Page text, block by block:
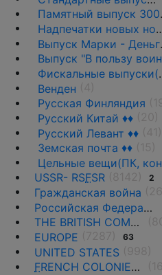
Памятный выпуск 300-летие Дома Романовых (1913г.) ♦♦
Надпечатки новых номиналов 1916-17 гг. ♦♦
Выпуск Марки - Деньги 1915-1917 гг. ♦♦
Выпуск "В пользу воинов" • 1914-1915 гг. ♦♦
Фискальные выпуски(Гербовые марки)
Венден
Русская Финляндия
Русский Китай ♦♦
Русский Левант ♦♦
Земская почта ♦♦
Цельные вещи(ПК, конверты...)
USSR- RSFSR 2
Гражданская война
Российская Федерация(1992 г.-н.д.)
THE BRITISH COMMONWEALTH
EUROPE
63
UNITED STATES
FRENCH COLONIES AND THE TERRITORIES